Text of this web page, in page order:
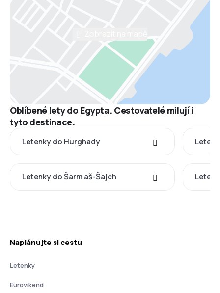
Oblíbené lety do Egypta. Cestovatelé milují i
tyto destinace.
Letenky do Hurghady
Letenky do Šarm aš-Šajch
Naplánujte si cestu
Letenky
Eurovíkend